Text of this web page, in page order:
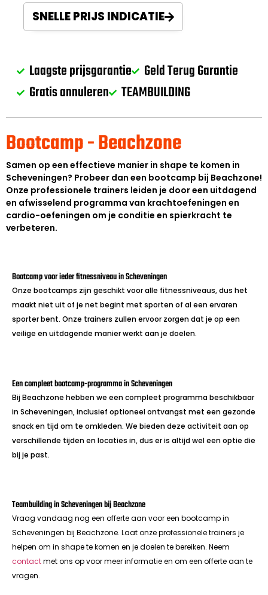
SNELLE PRIJS INDICATIE
Laagste prijsgarantie
Geld Terug Garantie
Gratis annuleren TEAMBUILDING
Bootcamp - Beachzone
Samen op een effectieve manier in shape te komen in
Scheveningen? Probeer dan een bootcamp bij Beachzone!
Onze professionele trainers leiden je door een uitdagend
en afwisselend programma van krachtoefeningen en
cardio-oefeningen om je conditie en spierkracht te
verbeteren.
Bootcamp voor ieder fitnessniveau in Scheveningen
Onze bootcamps zijn geschikt voor alle fitnessniveaus, dus het
maakt niet uit of je net begint met sporten of al een ervaren
sporter bent. Onze trainers zullen ervoor zorgen dat je op een
veilige en uitdagende manier werkt aan je doelen.
Een compleet bootcamp-programma in Scheveningen
Bij Beachzone hebben we een compleet programma beschikbaar
in Scheveningen, inclusief optioneel ontvangst met een gezonde
snack en tijd om te omkleden. We bieden deze activiteit aan op
verschillende tijden en locaties in, dus er is altijd wel een optie die
bij je past.
Teambuilding in Scheveningen bij Beachzone
Vraag vandaag nog een offerte aan voor een bootcamp in
Scheveningen bij Beachzone. Laat onze professionele trainers je
helpen om in shape te komen en je doelen te bereiken. Neem
contactmet ons op voor meer informatie en om een offerte aan te
vragen.